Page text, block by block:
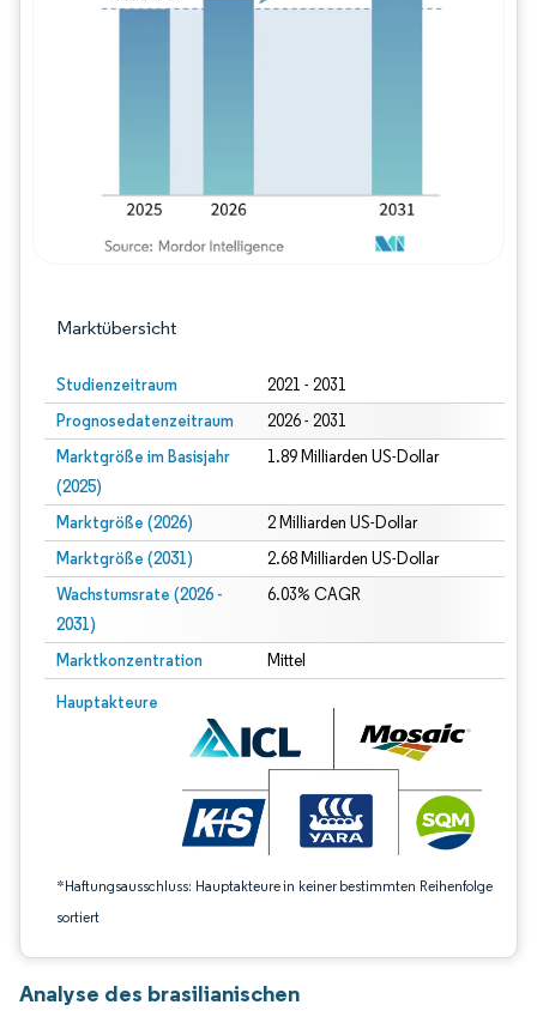
Marktübersicht
Studienzeitraum 2021 - 2031
Prognosedatenzeitraum 2026 - 2031
Marktgröße im Basisjahr
(2025)
1.89 Milliarden US-Dollar
Marktgröße (2026) 2 Milliarden US-Dollar
Marktgröße (2031) 2.68 Milliarden US-Dollar
Wachstumsrate (2026 -
2031)
6.03% CAGR
Marktkonzentration Mittel
Hauptakteure
*Haftungsausschluss: Hauptakteure in keiner bestimmten Reihenfolge
sortiert
Bild © Mordor Intelligence. Wiederverwendung erfordert Namensnennung
Analyse des brasilianischen